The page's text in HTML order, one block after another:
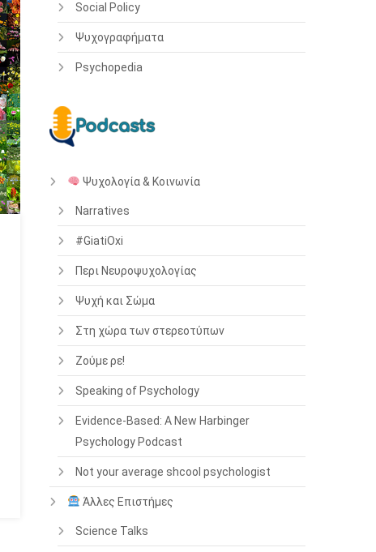
Social Policy
Ψυχογραφήματα
Psychopedia
Ψυχολογία & Κοινωνία
Narratives
#GiatiOxi
Περι Νευροψυχολογίας
Ψυχή και Σώμα
Στη χώρα των στερεοτύπων
Ζούμε ρε!
Speaking of Psychology
Evidence-Based: A New Harbinger
Psychology Podcast
Not your average shcool psychologist
Άλλες Επιστήμες
Science Talks